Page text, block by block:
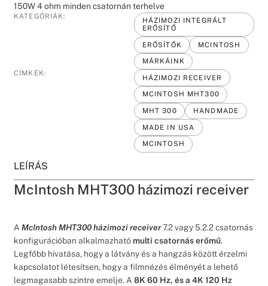
150W 4 ohm minden csatornán terhelve
KATEGÓRIÁK:
HÁZIMOZI INTEGRÁLT
ERŐSÍTŐ
ERŐSÍTŐK
MCINTOSH
MÁRKÁINK
CÍMKÉK:
HÁZIMOZI RECEIVER
MCINTOSH MHT300
MHT 300
HANDMADE
MADE IN USA
MCINTOSH
LEÍRÁS
McIntosh MHT300 házimozi receiver
A McIntosh MHT300 házimozi receiver7.2 vagy 5.2.2 csatornás
konfigurációban alkalmazható multi csatornás erőmű.
Legfőbb hivatása, hogy a látvány és a hangzás között érzelmi
kapcsolatot létesítsen, hogy a filmnézés élményét a lehető
legmagasabb szintre emelje. A 8K 60 Hz, és a 4K 120 Hz